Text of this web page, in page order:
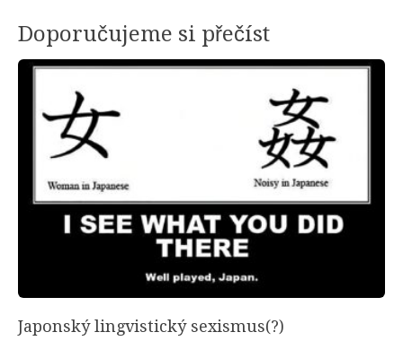
Doporučujeme si přečíst
Japonský lingvistický sexismus(?)